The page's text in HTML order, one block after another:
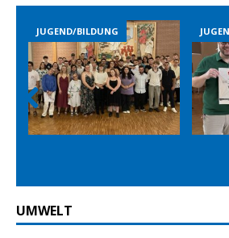
JUGEND/BILDUNG
Prev
ious
UMWELT